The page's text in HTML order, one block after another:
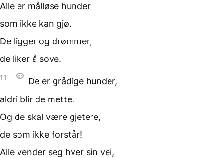
Alle er målløse hunder
som ikke kan gjø.
De ligger og drømmer,
de liker å sove.
11
De er grådige hunder,
aldri blir de mette.
Og de skal være gjetere,
de som ikke forstår!
Alle vender seg hver sin vei,